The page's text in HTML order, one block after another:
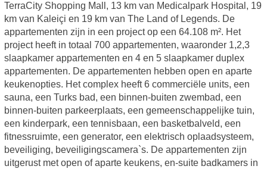
TerraCity Shopping Mall, 13 km van Medicalpark Hospital, 19
km van Kaleiçi en 19 km van The Land of Legends. De
appartementen zijn in een project op een 64.108 m². Het
project heeft in totaal 700 appartementen, waaronder 1,2,3
slaapkamer appartementen en 4 en 5 slaapkamer duplex
appartementen. De appartementen hebben open en aparte
keukenopties. Het complex heeft 6 commerciële units, een
sauna, een Turks bad, een binnen-buiten zwembad, een
binnen-buiten parkeerplaats, een gemeenschappelijke tuin,
een kinderpark, een tennisbaan, een basketbalveld, een
fitnessruimte, een generator, een elektrisch oplaadsysteem,
beveiliging, beveiligingscamera`s. De appartementen zijn
uitgerust met open of aparte keukens, en-suite badkamers in